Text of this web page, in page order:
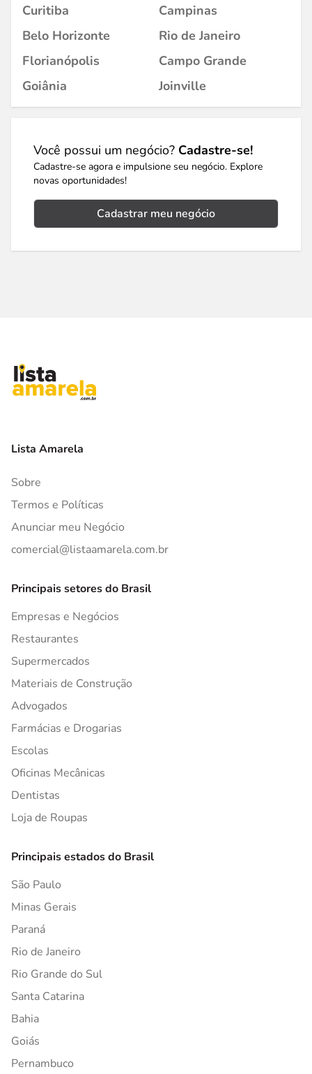
Curitiba
Campinas
Belo Horizonte
Rio de Janeiro
Florianópolis
Campo Grande
Goiânia
Joinville
Você possui um negócio? Cadastre-se!
Cadastre-se agora e impulsione seu negócio. Explore
novas oportunidades!
Cadastrar meu negócio
Lista Amarela
Sobre
Termos e Políticas
Anunciar meu Negócio
comercial@listaamarela.com.br
Principais setores do Brasil
Empresas e Negócios
Restaurantes
Supermercados
Materiais de Construção
Advogados
Farmácias e Drogarias
Escolas
Oficinas Mecânicas
Dentistas
Loja de Roupas
Principais estados do Brasil
São Paulo
Minas Gerais
Paraná
Rio de Janeiro
Rio Grande do Sul
Santa Catarina
Bahia
Goiás
Pernambuco